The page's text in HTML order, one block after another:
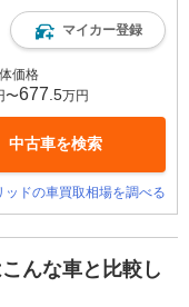
マイカー登録
価格
〜677 .5万円
中古車を検索
ッドの車買取相場を調べる
んな車と比較し